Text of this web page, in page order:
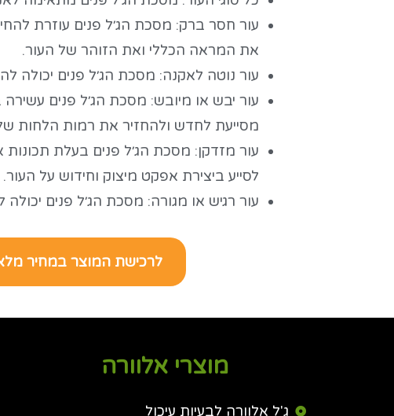
עור חסר ברק: מסכת הג׳ל פנים עוזרת
את המראה הכללי ואת הזוהר של העור.
עור נוטה לאקנה: מסכת הג׳ל פנים יכולה
עור יבש או מיובש: מסכת הג׳ל פנים
מסייעת לחדש ולהחזיר את רמות הלחות
עור מזדקן: מסכת הג׳ל פנים בעלת תכונות
לסייע ביצירת אפקט מיצוק וחידוש על העור.
עור רגיש או מגורה: מסכת הג׳ל פנים יכולה
לרכישת המוצר במחיר
מוצרי אלוורה
ג'ל אלוורה לבעיות עיכול